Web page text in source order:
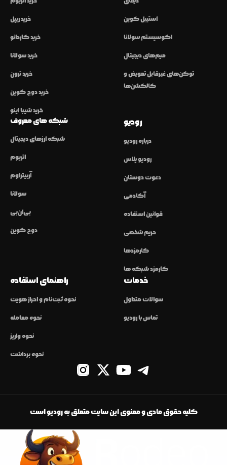
خرید ریپل
خرید کاردانو
خرید سولانا
خرید ترون
خرید دوج کوین
خرید شیبا اینو
استیبل کوین
اکوسیستم سولانا
میم‌های دیجیتال
توکن‌های غیرقابل تعویض و
کالکشن‌ها
شبکه های معروف
شبکه ارزهای دیجیتال
اتریوم
آربیتراوم
سولانا
بی‌ان‌بی
دوج کوین
رودیو
درباره رودیو
رودیو پلاس
دعوت دوستان
آکادمی
قوانین استفاده
حریم شخصی
کارمزدها
کارمزد شبکه ها
راهنمای استفاده
نحوه ثبت‌نام و احراز هویت
نحوه معامله
نحوه واریز
نحوه برداشت
خدمات
سوالات متداول
تماس با رودیو
کلیه حقوق مادی و معنوی این سایت متعلق به رودیو است